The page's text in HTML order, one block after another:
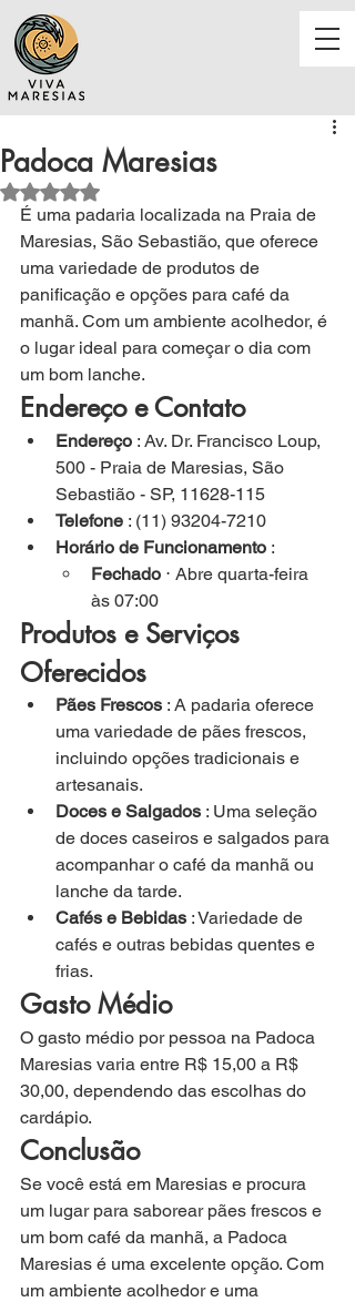
Padoca Maresias
Avaliado com NaN de 5 estrelas.
É uma padaria localizada na Praia de
Maresias, São Sebastião, que oferece
uma variedade de produtos de
panificação e opções para café da
manhã. Com um ambiente acolhedor, é
o lugar ideal para começar o dia com
um bom lanche.
Endereço e Contato
Endereço : Av. Dr. Francisco Loup,
500 - Praia de Maresias, São
Sebastião - SP, 11628-115
Telefone : (11) 93204-7210
Horário de Funcionamento :
Fechado ⋅ Abre quarta-feira
às 07:00
Produtos e Serviços
Oferecidos
Pães Frescos : A padaria oferece
uma variedade de pães frescos,
incluindo opções tradicionais e
artesanais.
Doces e Salgados : Uma seleção
de doces caseiros e salgados para
acompanhar o café da manhã ou
lanche da tarde.
Cafés e Bebidas : Variedade de
cafés e outras bebidas quentes e
frias.
Gasto Médio
O gasto médio por pessoa na Padoca
Maresias varia entre R$ 15,00 a R$
30,00, dependendo das escolhas do
cardápio.
Conclusão
Se você está em Maresias e procura
um lugar para saborear pães frescos e
um bom café da manhã, a Padoca
Maresias é uma excelente opção. Com
um ambiente acolhedor e uma